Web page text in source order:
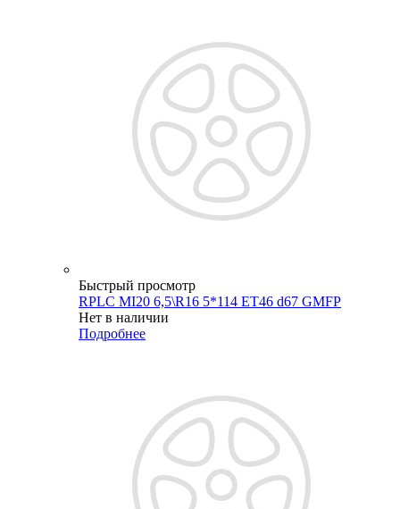
Быстрый просмотр
RPLC MI20 6,5\R16 5*114 ET46 d67 GMFP
Нет в наличии
Подробнее